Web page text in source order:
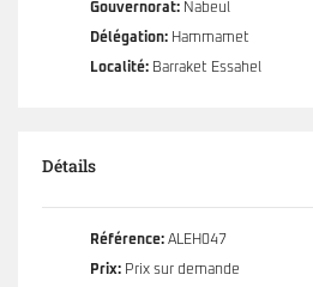
Gouvernorat: Nabeul
Délégation: Hammamet
Localité: Barraket Essahel
Détails
Référence: ALEH047
Prix: Prix sur demande